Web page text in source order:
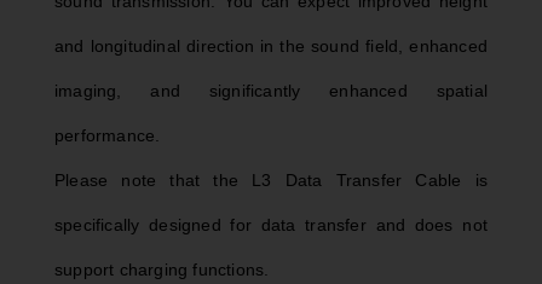
and longitudinal direction in the sound field, enhanced
imaging, and significantly enhanced spatial
performance.
Please note that the L3 Data Transfer Cable is
specifically designed for data transfer and does not
support charging functions.